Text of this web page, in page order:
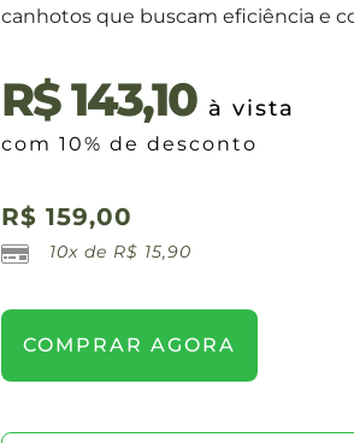
canhotos que buscam eficiência e
R$143,10 à vista
com 10% de desconto
R$ 159,00
10x de R$ 15,90
COMPRAR AGORA